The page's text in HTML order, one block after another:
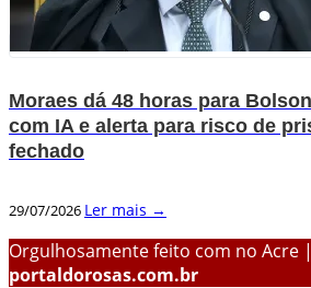
Moraes dá 48 horas para
com IA e alerta para risco de
fechado
29/07/2026 Ler mais →
Orgulhosamente feito com no Acre |
portaldorosas.com.br